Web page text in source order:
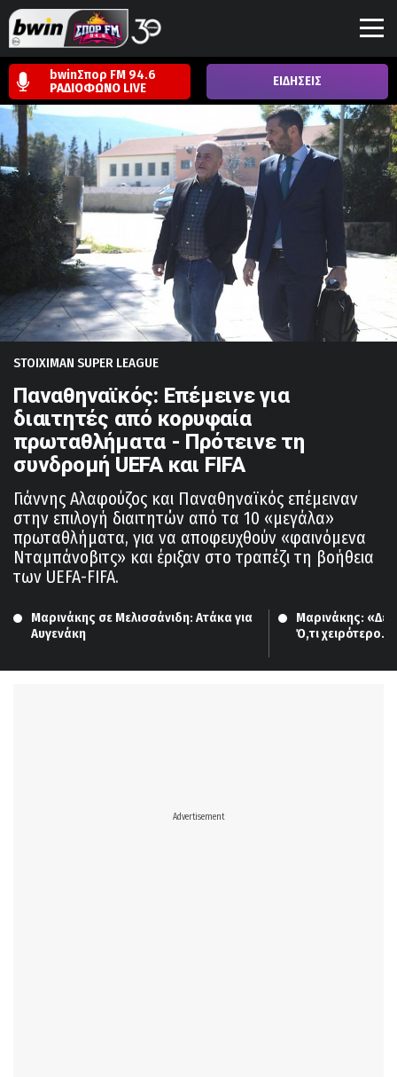
bwinΣπορ FM 94.6
ΡΑΔΙΟΦΩΝΟ LIVE ΕΙΔΗΣΕΙΣ
STOIXIMAN SUPER LEAGUE
Παναθηναϊκός: Επέμεινε για
διαιτητές από κορυφαία
πρωταθλήματα - Πρότεινε τη
συνδρομή UEFA και FIFA
Γιάννης Αλαφούζος και Παναθηναϊκός επέμειναν
στην επιλογή διαιτητών από τα 10 «μεγάλα»
πρωταθλήματα, για να αποφευχθούν «φαινόμενα
Νταμπάνοβιτς» και έριξαν στο τραπέζι τη βοήθεια
των UEFA-FIFA.
Μαρινάκης σε Μελισσάνιδη: Ατάκα για
Αυγενάκη
Μαρινάκης: «Δεν
Ό,τι χειρότερο…»